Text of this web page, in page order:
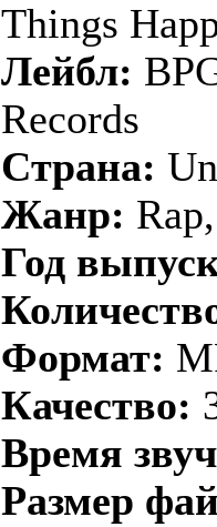
Things
Лейбл:
Records
Страна:
Жанр:
Год
Формат:
Качество:
Время
Размер